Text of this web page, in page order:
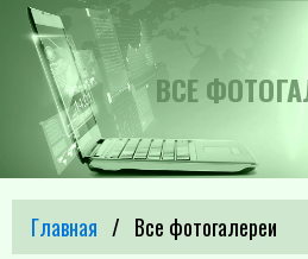
ВСЕ
Главная Все фотогалереи